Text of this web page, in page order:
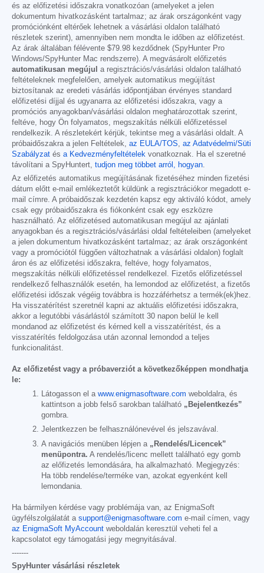
és az előfizetési időszakra vonatkozóan (amelyeket a jelen
dokumentum hivatkozásként tartalmaz; az árak országonként vagy
promóciónként eltérőek lehetnek a vásárlási oldalon található
részletek szerint), amennyiben nem mondta le időben az előfizetést.
Az árak általában félévente $79.98 kezdődnek (SpyHunter Pro
Windows/SpyHunter Mac rendszerre). A megvásárolt előfizetés
automatikusan megújul
a regisztrációs/vásárlási oldalon található
feltételeknek megfelelően, amelyek automatikus megújítást
biztosítanak az eredeti vásárlás időpontjában érvényes standard
előfizetési díjjal és ugyanarra az előfizetési időszakra, vagy a
promóciós anyagokban/vásárlási oldalon meghatározottak szerint,
feltéve, hogy Ön folyamatos, megszakítás nélküli előfizetéssel
rendelkezik. A részletekért kérjük, tekintse meg a vásárlási oldalt. A
próbaidőszakra a jelen Feltételek, az EULA/TOS, az Adatvédelmi/Süti
Szabályzat és a Kedvezményfeltételek vonatkoznak. Ha el szeretné
távolítani a SpyHuntert, tudjon meg többet arról, hogyan.
Az előfizetés automatikus megújításának fizetéséhez minden fizetési
dátum előtt e-mail emlékeztetőt küldünk a regisztrációkor megadott e-
mail címre. A próbaidőszak kezdetén kapsz egy aktiváló kódot, amely
csak egy próbaidőszakra és fiókonként csak egy eszközre
használható. Az előfizetésed automatikusan megújul az ajánlati
anyagokban és a regisztrációs/vásárlási oldal feltételeiben (amelyeket
a jelen dokumentum hivatkozásként tartalmaz; az árak országonként
vagy a promóciótól függően változhatnak a vásárlási oldalon) foglalt
áron és az előfizetési időszakra, feltéve, hogy folyamatos,
megszakítás nélküli előfizetéssel rendelkezel. Fizetős előfizetéssel
rendelkező felhasználók esetén, ha lemondod az előfizetést, a fizetős
előfizetési időszak végéig továbbra is hozzáférhetsz a termék(ek)hez.
Ha visszatérítést szeretnél kapni az aktuális előfizetési időszakra,
akkor a legutóbbi vásárlástól számított 30 napon belül le kell
mondanod az előfizetést és kérned kell a visszatérítést, és a
visszatérítés feldolgozása után azonnal lemondod a teljes
funkcionalitást.
Az előfizetést vagy a próbaverziót a következőképpen mondhatja
le:
Látogasson el a www.enigmasoftware.com weboldalra, és
kattintson a jobb felső sarokban található „Bejelentkezés”
gombra.
Jelentkezzen be felhasználónevével és jelszavával.
A navigációs menüben lépjen a „Rendelés/Licencek”
menüpontra. A rendelés/licenc mellett található egy gomb
az előfizetés lemondására, ha alkalmazható. Megjegyzés:
Ha több rendelése/terméke van, azokat egyenként kell
lemondania.
Ha bármilyen kérdése vagy problémája van, az EnigmaSoft
ügyfélszolgálatát a support@enigmasoftware.com e-mail címen, vagy
az EnigmaSoft MyAccount weboldalán keresztül veheti fel a
kapcsolatot egy támogatási jegy megnyitásával.
-------
SpyHunter vásárlási részletek